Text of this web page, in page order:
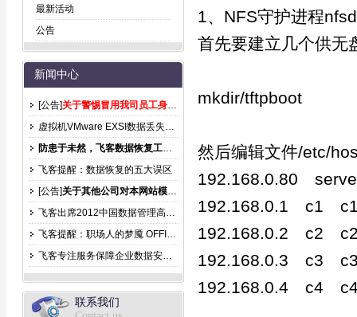
最新活动
公告
新闻中心
[公告]关于警惕冒用我司员工身份诈骗的声明
虚拟机VMware EXSI数据丢失后怎么恢复？
防患于未然，飞客数据恢复工程师提示您，硬盘日常使用注意事项：
飞客提醒：数据恢复的五大误区
[公告]关于其他公司对本网站模仿公告
飞客出席2012中国数据管理高峰论坛
飞客提醒：职场人的梦魇 OFFICE文件丢失
飞客专注服务保障企业数据安全防止泄露
联系我们
1、NFS守护进程nfsd
首先要建立几个供无
mkdir/tftpboot
然后编辑文件/etc/
192.168.0.80
192.168.0.1 c1
192.168.0.2 c2
192.168.0.3 c3
192.168.0.4 c4